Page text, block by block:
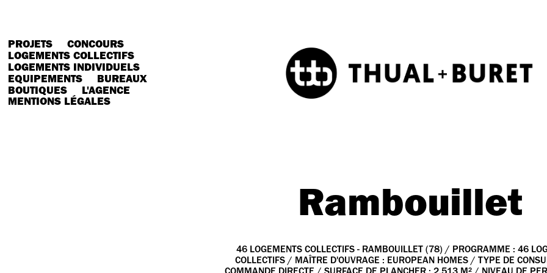
PROJETS
CONCOURS
LOGEMENTS COLLECTIFS
LOGEMENTS INDIVIDUELS
EQUIPEMENTS
BUREAUX
BOUTIQUES
L'AGENCE
MENTIONS LÉGALES
Rambouillet
46 LOGEMENTS COLLECTIFS - RAMBOUILLET (78) / PROGRAMME : 46
COLLECTIFS / MAÎTRE D'OUVRAGE : EUROPEAN HOMES / TYPE DE